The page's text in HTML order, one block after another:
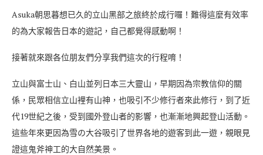
Asuka朝思暮想已久的立山黑部之旅終於成行囉！難得這麼有效率
的為大家報告日本的遊記，自己都覺得感動啊！
接著就來跟各位朋友們分享我們這次的行程唷！
立山與富士山、白山並列日本三大靈山，早期因為宗教信仰的關
係，民眾相信立山裡有山神，也吸引不少修行者來此修行，到了近
代19世紀之後，受到國外登山者的影響，也漸漸地興起登山活動。
這些年來更因為雪の大谷吸引了世界各地的遊客到此一遊，親眼見
證這鬼斧神工的大自然美景。